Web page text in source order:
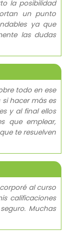
la posibilidad
un punto
ya que
las dudas
todo en ese
hacer más es
y al final ellos
que emplear,
te resuelven
al curso
calificaciones
Muchas